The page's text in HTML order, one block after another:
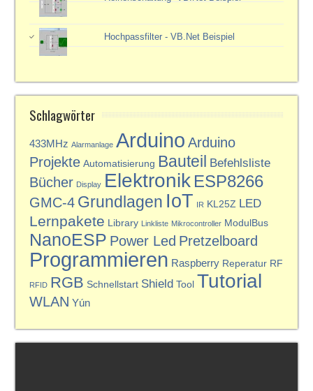
Hochpassfilter - VB.Net Beispiel
Schlagwörter
433MHz Alarmanlage Arduino Arduino
Projekte Automatisierung Bauteil Befehlsliste
Bücher Display Elektronik ESP8266
GMC-4 Grundlagen IoT IR KL25Z LED
Lernpakete Library Linkliste Mikrocontroller ModulBus
NanoESP Power Led Pretzelboard
Programmieren Raspberry Reperatur RF
RFID RGB Schnellstart Shield Tool Tutorial
WLAN Yún